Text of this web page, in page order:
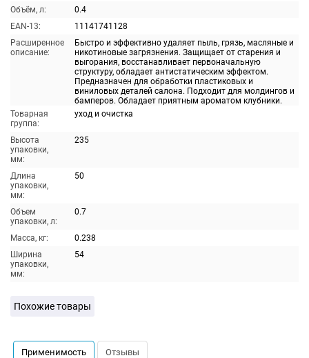
Объём, л:
0.4
EAN-13:
11141741128
Расширенное
описание:
Быстро и эффективно удаляет пыль, грязь, масляные и
никотиновые загрязнения. Защищает от старения и
выгорания, восстанавливает первоначальную
структуру, обладает антистатическим эффектом.
Предназначен для обработки пластиковых и
виниловых деталей салона. Подходит для молдингов и
бамперов. Обладает приятным ароматом клубники.
Товарная
группа:
уход и очистка
Высота
упаковки,
мм:
235
Длина
упаковки,
мм:
50
Объем
упаковки, л:
0.7
Масса, кг:
0.238
Ширина
упаковки,
мм:
54
Похожие товары
Применимость Отзывы